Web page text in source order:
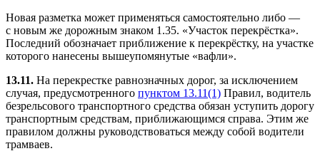
Новая разметка может применяться самостоятельно либо —
с новым же дорожным знаком 1.35. «Участок перекрёстка».
Последний обозначает приближение к перекрёстку, на участке
которого нанесены вышеупомянутые «вафли».
13.11. На перекрестке равнозначных дорог, за исключением
случая, предусмотренного пунктом 13.11(1) Правил, водитель
безрельсового транспортного средства обязан уступить дорогу
транспортным средствам, приближающимся справа. Этим же
правилом должны руководствоваться между собой водители
трамваев.